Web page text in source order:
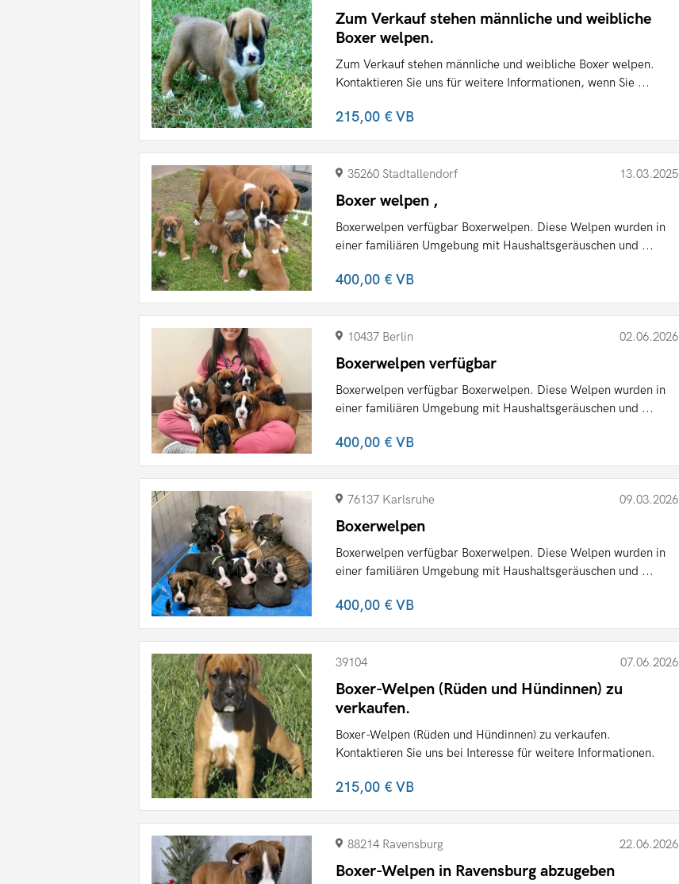
Zum Verkauf stehen männliche und weibliche
Boxer welpen.
Zum Verkauf stehen männliche und weibliche Boxer welpen.
Kontaktieren Sie uns für weitere Informationen, wenn Sie ...
215,00 €VB
35260 Stadtallendorf 13.03.2025
Boxer welpen ,
Boxerwelpen verfügbar Boxerwelpen. Diese Welpen wurden in
einer familiären Umgebung mit Haushaltsgeräuschen und ...
400,00 €VB
10437 Berlin 02.06.2026
Boxerwelpen verfügbar
Boxerwelpen verfügbar Boxerwelpen. Diese Welpen wurden in
einer familiären Umgebung mit Haushaltsgeräuschen und ...
400,00 €VB
76137 Karlsruhe 09.03.2026
Boxerwelpen
Boxerwelpen verfügbar Boxerwelpen. Diese Welpen wurden in
einer familiären Umgebung mit Haushaltsgeräuschen und ...
400,00 €VB
39104 07.06.2026
Boxer-Welpen (Rüden und Hündinnen) zu
verkaufen.
Boxer-Welpen (Rüden und Hündinnen) zu verkaufen.
Kontaktieren Sie uns bei Interesse für weitere Informationen.
215,00 €VB
88214 Ravensburg 22.06.2026
Boxer-Welpen in Ravensburg abzugeben